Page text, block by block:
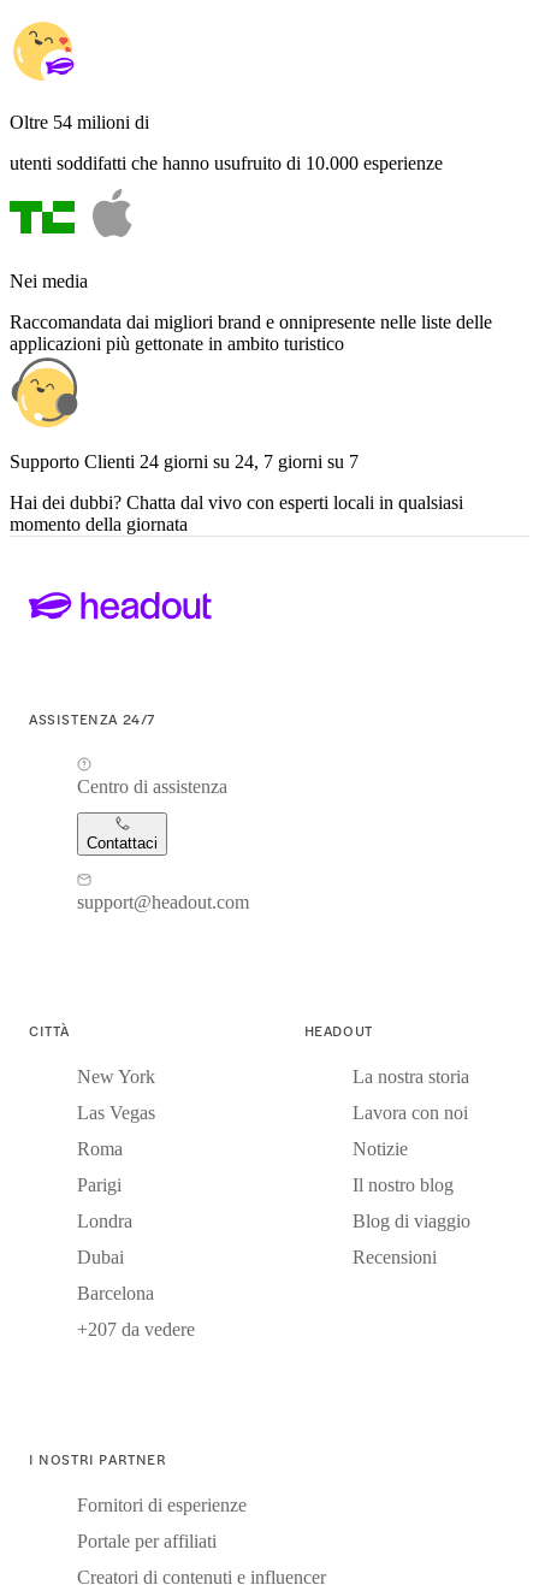
Oltre 54 milioni di
utenti soddifatti che hanno usufruito di 10.000 esperienze
Nei media
Raccomandata dai migliori brand e onnipresente nelle liste delle
applicazioni più gettonate in ambito turistico
Supporto Clienti 24 giorni su 24, 7 giorni su 7
Hai dei dubbi? Chatta dal vivo con esperti locali in qualsiasi
momento della giornata
ASSISTENZA 24/7
Centro di assistenza
Contattaci
support@headout.com
CITTÀ
New York
Las Vegas
Roma
Parigi
Londra
Dubai
Barcelona
+207 da vedere
HEADOUT
La nostra storia
Lavora con noi
Notizie
Il nostro blog
Blog di viaggio
Recensioni
I NOSTRI PARTNER
Fornitori di esperienze
Portale per affiliati
Creatori di contenuti e influencer